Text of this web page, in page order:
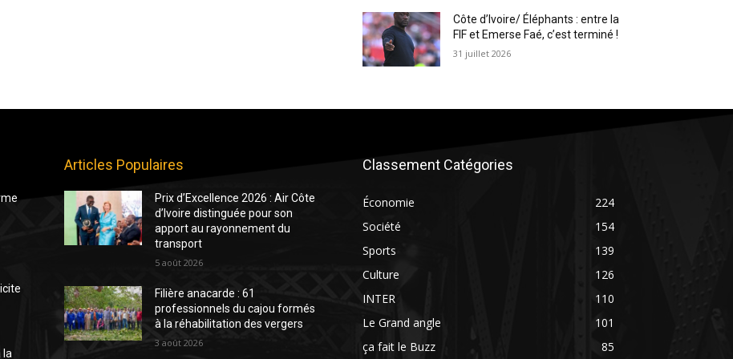
Côte d’Ivoire/ Éléphants : entre la
FIF et Emerse Faé, c’est terminé !
31 juillet 2026
la
Articles Populaires
Prix d’Excellence 2026 : Air Côte
d’Ivoire distinguée pour son
apport au rayonnement du
transport
5 août 2026
Filière anacarde : 61
professionnels du cajou formés
à la réhabilitation des vergers
3 août 2026
Classement Catégories
Économie
224
Société
154
Sports
139
Culture
126
INTER
110
Le Grand angle
101
ça fait le Buzz
85